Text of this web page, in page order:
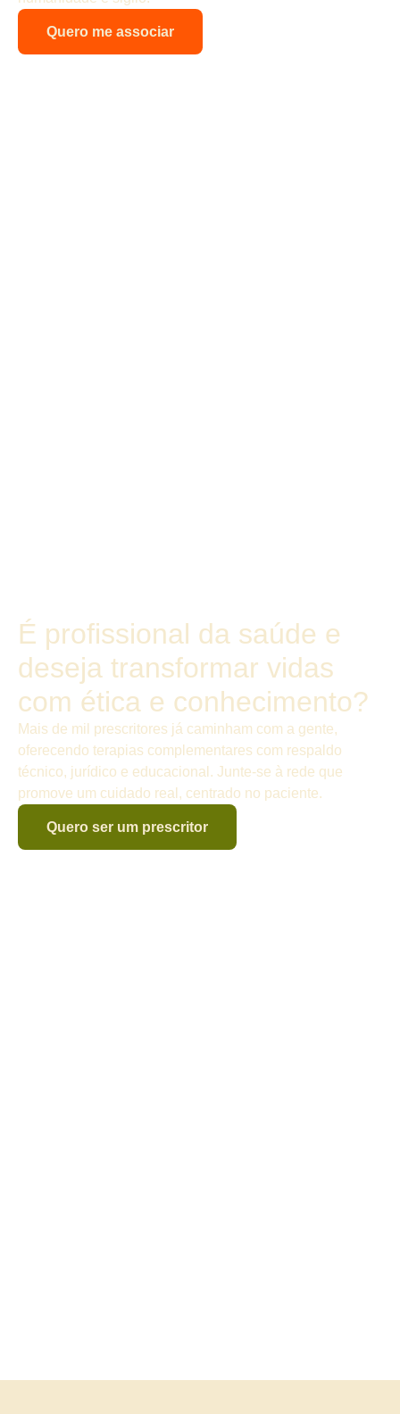
Quero me associar
É profissional da saúde e
deseja transformar vidas
com ética e conhecimento?
Mais de mil prescritores já caminham com a gente,
oferecendo terapias complementares com respaldo
técnico, jurídico e educacional. Junte-se à rede que
promove um cuidado real, centrado no paciente.
Quero ser um prescritor